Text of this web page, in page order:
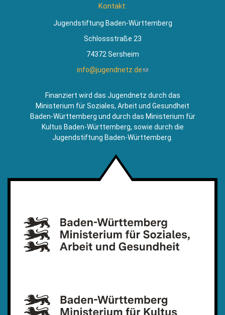
Kontakt:
Jugendstiftung Baden-Württemberg
Schlossstraße 23
74372 Sersheim
info@jugendnetz.de(Link
Mail)
Finanziert wird das Jugendnetz durch das
Ministerium für Soziales, Arbeit und Gesundheit
Baden-Württemberg und durch das Ministerium für
Kultus Baden-Württemberg, sowie durch die
Jugendstiftung Baden-Württemberg.